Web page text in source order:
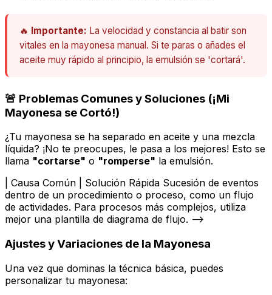
🔥 Importante: La velocidad y constancia al batir son
vitales en la mayonesa manual. Si te paras o añades el
aceite muy rápido al principio, la emulsión se 'cortará'.
🚨 Problemas Comunes y Soluciones (¡Mi
Mayonesa se Cortó!)
¿Tu mayonesa se ha separado en aceite y una mezcla
líquida? ¡No te preocupes, le pasa a los mejores! Esto se
llama "cortarse" o "romperse" la emulsión.
| Causa Común | Solución Rápida
Ajustes y Variaciones de la Mayonesa
Una vez que dominas la técnica básica, puedes
personalizar tu mayonesa: